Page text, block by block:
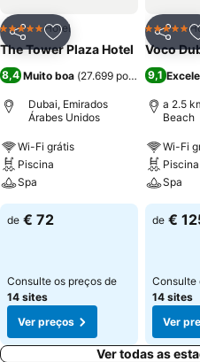
PartilharAdicionar aos
5 EstrelasHotel
The Tower Plaza Hotel
8,4 Muito boa (27.699 pontuações)
Dubai, Emirados
Árabes Unidos
Wi-Fi grátis
Piscina
Spa
de € 72
Consulte os preços de
14 sites
Ver preços
5 Estrelas
Voco
9,1
a 2.5
Beach
Wi-Fi
Piscina
Spa
de €
Consulte
14 sites
Ver
Ver todas as